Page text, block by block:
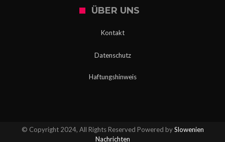
ÜBER UNS
Kontakt
Datenschutz
Haftungshinweis
© Copyright 2024, All Rights Reserved Powered bySlowenien
Nachrichten